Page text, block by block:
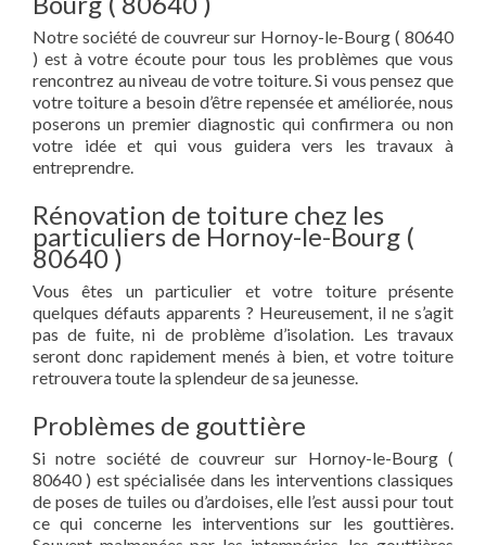
Notre société de couvreur sur Hornoy-le-Bourg ( 80640
) est à votre écoute pour tous les problèmes que vous
rencontrez au niveau de votre toiture. Si vous pensez que
votre toiture a besoin d’être repensée et améliorée, nous
poserons un premier diagnostic qui confirmera ou non
votre idée et qui vous guidera vers les travaux à
entreprendre.
Rénovation de toiture chez les
particuliers de Hornoy-le-Bourg (
80640 )
Vous êtes un particulier et votre toiture présente
quelques défauts apparents ? Heureusement, il ne s’agit
pas de fuite, ni de problème d’isolation. Les travaux
seront donc rapidement menés à bien, et votre toiture
retrouvera toute la splendeur de sa jeunesse.
Problèmes de gouttière
Si notre société de couvreur sur Hornoy-le-Bourg (
80640 ) est spécialisée dans les interventions classiques
de poses de tuiles ou d’ardoises, elle l’est aussi pour tout
ce qui concerne les interventions sur les gouttières.